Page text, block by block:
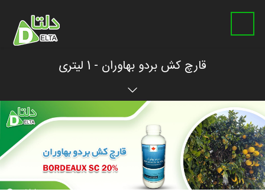
قارچ کش بردو بهاوران - 1 لیتری